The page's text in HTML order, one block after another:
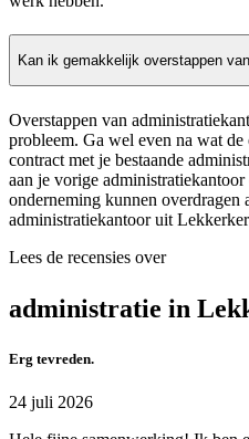
Kan ik gemakkelijk overstappen
Overstappen van
probleem. Ga wel even na wat
contract met je bestaande
aan je vorige
onderneming kunnen overdragen
administratiekantoor uit
Lees de recensies over
administratie in
Erg tevreden.
24 juli 2026